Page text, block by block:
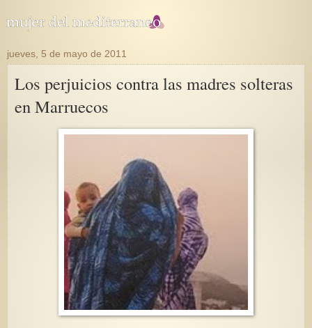
jueves, 5 de mayo de 2011
Los perjuicios contra las madres solteras
en Marruecos